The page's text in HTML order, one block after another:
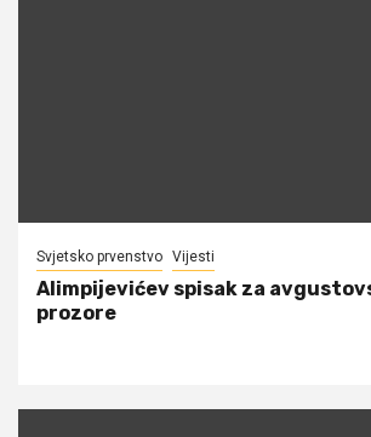
Svjetsko prvenstvo Vijesti
Alimpijevićev spisak za
prozore